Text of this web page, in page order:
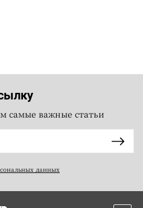
самые важные статьи
данных